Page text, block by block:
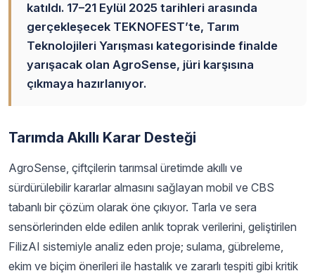
katıldı. 17–21 Eylül 2025 tarihleri arasında
gerçekleşecek TEKNOFEST’te, Tarım
Teknolojileri Yarışması kategorisinde finalde
yarışacak olan AgroSense, jüri karşısına
çıkmaya hazırlanıyor.
Tarımda Akıllı Karar Desteği
AgroSense, çiftçilerin tarımsal üretimde akıllı ve
sürdürülebilir kararlar almasını sağlayan mobil ve CBS
tabanlı bir çözüm olarak öne çıkıyor. Tarla ve sera
sensörlerinden elde edilen anlık toprak verilerini, geliştirilen
FilizAI sistemiyle analiz eden proje; sulama, gübreleme,
ekim ve biçim önerileri ile hastalık ve zararlı tespiti gibi kritik